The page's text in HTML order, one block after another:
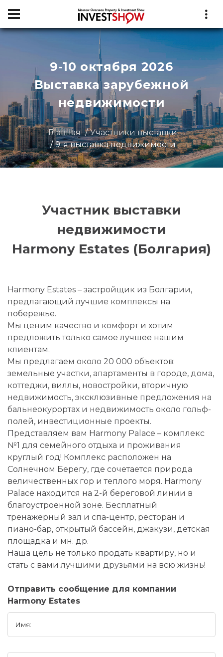
9-10 октября 2026
Выставка зарубежной
недвижимости
Главная
Участники выставки
9-я выставка недвижимости
Участник выставки
недвижимости
Harmony Estates (Болгария)
Harmony Estates – застройщик из Болгарии,
предлагающий лучшие комплексы на
побережье.
Мы ценим качество и комфорт и хотим
предложить только самое лучшее нашим
клиентам.
Мы предлагаем около 20 000 объектов:
земельные участки, апартаменты в городе, дома,
коттеджи, виллы, новостройки, вторичную
недвижимость, эксклюзивные предложения на
бальнеокурортах и недвижимость около гольф-
полей, инвестиционные проекты.
Представляем вам Harmony Palace – комплекс
№1 для семейного отдыха и проживания
круглый год! Комплекс расположен на
Солнечном Берегу, где сочетается природа
величественных гор и теплого моря. Harmony
Palace находится на 2-й береговой линии в
благоустроенной зоне. Бесплатный
тренажерный зал и спа-центр, ресторан и
пиано-бар, открытый бассейн, джакузи, детская
площадка и мн. др.
Наша цель не только продать квартиру, но и
стать с вами лучшими друзьями на всю жизнь!
Отправить сообщение для компании
Harmony Estates
Имя: